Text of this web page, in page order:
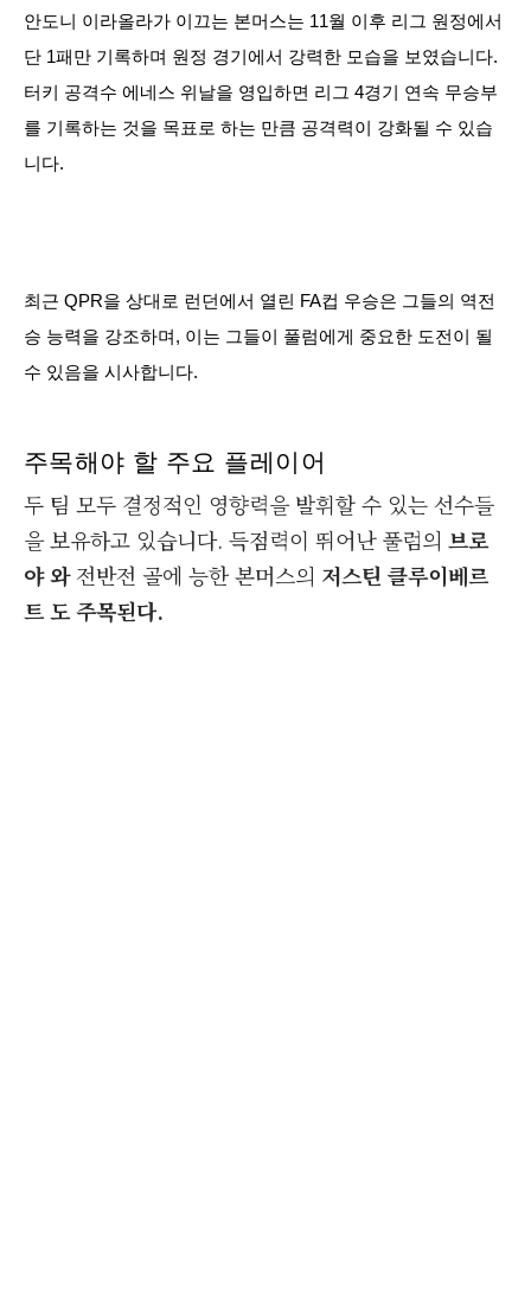
안도니 이라올라가 이끄는 본머스는 11월 이후 리그 원정에서
단 1패만 기록하며 원정 경기에서 강력한 모습을 보였습니다.
터키 공격수 에네스 위날을 영입하면 리그 4경기 연속 무승부
를 기록하는 것을 목표로 하는 만큼 공격력이 강화될 수 있습
니다.
최근 QPR을 상대로 런던에서 열린 FA컵 우승은 그들의 역전
승 능력을 강조하며, 이는 그들이 풀럼에게 중요한 도전이 될
수 있음을 시사합니다.
주목해야 할 주요 플레이어
두 팀 모두 결정적인 영향력을 발휘할 수 있는 선수들
을 보유하고 있습니다. 득점력이 뛰어난 풀럼의 브로
야 와전반전 골에 능한 본머스의 저스틴 클루이베르
트 도 주목된다.